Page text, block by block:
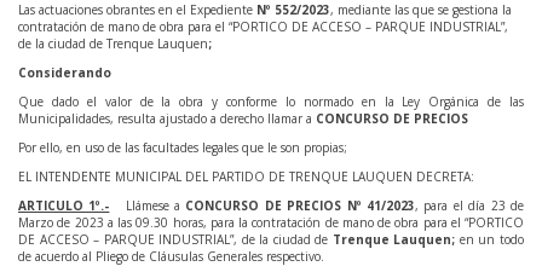
Las actuaciones obrantes en el Expediente Nº 552/2023, mediante las que se gestiona la
contratación de mano de obra para el “PORTICO DE ACCESO – PARQUE INDUSTRIAL”,
de la ciudad de Trenque Lauquen;
Considerando
Que dado el valor de la obra y conforme lo normado en la Ley Orgánica de las
Municipalidades, resulta ajustado a derecho llamar a CONCURSO DE PRECIOS
Por ello, en uso de las facultades legales que le son propias;
EL INTENDENTE MUNICIPAL DEL PARTIDO DE TRENQUE LAUQUEN DECRETA:
ARTICULO 1º.- Llámese a CONCURSO DE PRECIOS Nº 41/2023, para el día 23 de
Marzo de 2023 a las 09.30 horas, para la contratación de mano de obra para el “PORTICO
DE ACCESO – PARQUE INDUSTRIAL”, de la ciudad de Trenque Lauquen; en un todo
de acuerdo al Pliego de Cláusulas Generales respectivo.